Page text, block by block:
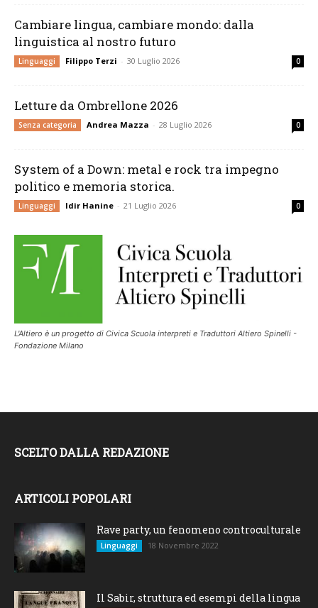
Cambiare lingua, cambiare mondo: dalla
linguistica al nostro futuro
Linguaggi Filippo Terzi - 30 Luglio 2026 0
Letture da Ombrellone 2026
Senza categoria Andrea Mazza - 28 Luglio 2026 0
System of a Down: metal e rock tra impegno
politico e memoria storica.
Linguaggi Idir Hanine - 21 Luglio 2026 0
L'Altiero è un progetto di Civica Scuola interpreti e Traduttori Altiero Spinelli -
Fondazione Milano
SCELTO DALLA REDAZIONE
ARTICOLI POPOLARI
Rave party, un fenomeno controculturale
Linguaggi 18 Novembre 2022
Il Sabir, struttura ed esempi della lingua